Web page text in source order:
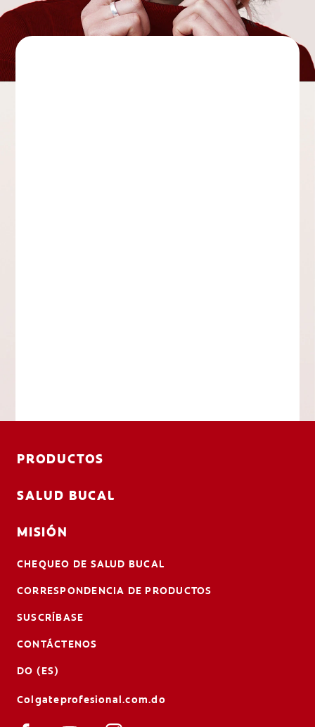
PRODUCTOS
SALUD BUCAL
MISIÓN
CHEQUEO DE SALUD BUCAL
CORRESPONDENCIA DE PRODUCTOS
SUSCRÍBASE
CONTÁCTENOS
DO (ES)
Colgateprofesional.com.do